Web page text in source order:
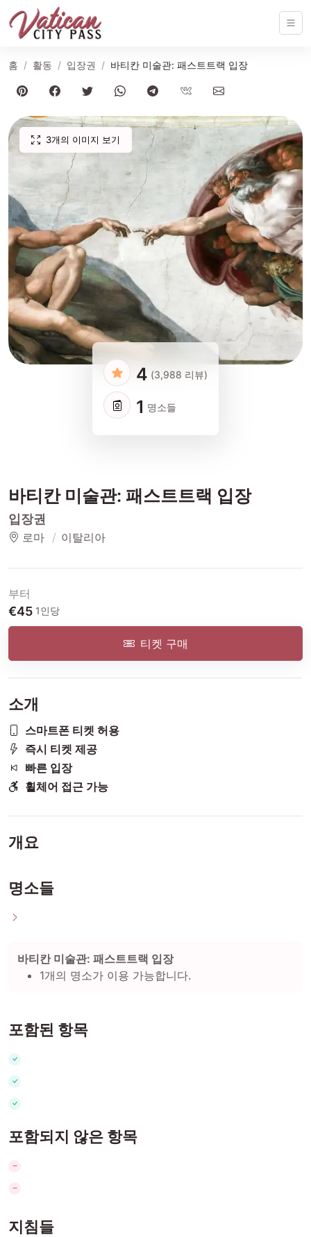
홈 활동 입장권 바티칸 미술관: 패스트트랙 입장
3개의 이미지 보기
4 (3,988 리뷰)
1 명소들
바티칸 미술관: 패스트트랙 입장
입장권
로마 이탈리아
부터
€45 1인당
티켓 구매
소개
스마트폰 티켓 허용
즉시 티켓 제공
빠른 입장
휠체어 접근 가능
개요
명소들
바티칸 미술관: 패스트트랙 입장
1개의 명소가 이용 가능합니다.
포함된 항목
포함되지 않은 항목
지침들